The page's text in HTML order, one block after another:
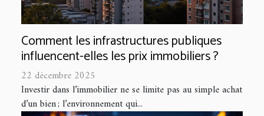
Comment les infrastructures publiques
influencent-elles les prix immobiliers ?
22 décembre 2025
Investir dans l’immobilier ne se limite pas au simple achat
d’un bien ; l’environnement qui...